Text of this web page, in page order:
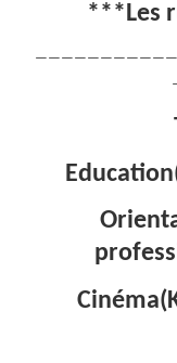
***Les